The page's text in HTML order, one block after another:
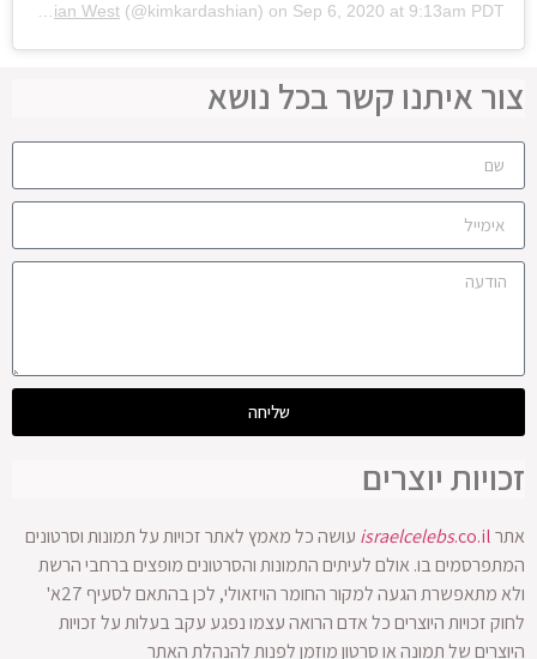
Kim Kardashian West (@kimkardashian) on Sep 6, 2020 at 9:13am PDT
צור איתנו קשר בכל נושא
שליחה
זכויות יוצרים
אתר israelcelebs.co.il
עושה כל מאמץ לאתר זכויות על תמונות וסרטונים
המתפרסמים בו. אולם לעיתים התמונות והסרטונים מופצים ברחבי הרשת
ולא מתאפשרת הגעה למקור החומר הויזאולי, לכן בהתאם לסעיף 27א'
לחוק זכויות היוצרים כל אדם הרואה עצמו נפגע עקב בעלות על זכויות
היוצרים של תמונה או סרטון מוזמן לפנות להנהלת האתר